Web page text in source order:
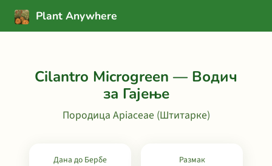
Plant Anywhere
Cilantro Microgreen — Водич
за Гајење
Породица Apiaceae (Штитарке)
Дана до Бербе Размак